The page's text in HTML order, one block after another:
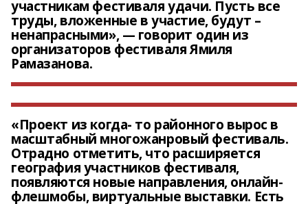
участникам фестиваля удачи. Пусть все
труды, вложенные в участие, будут –
ненапрасными», — говорит один из
организаторов фестиваля Ямиля
Рамазанова.
«Проект из когда- то районного вырос в
масштабный многожанровый фестиваль.
Отрадно отметить, что расширяется
география участников фестиваля,
появляются новые направления, онлайн-
флешмобы, виртуальные выставки. Есть